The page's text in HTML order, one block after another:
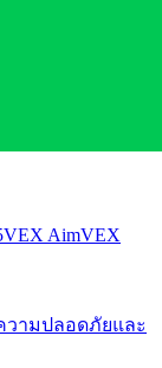
VEX AimVEX
วามปลอดภัยและ